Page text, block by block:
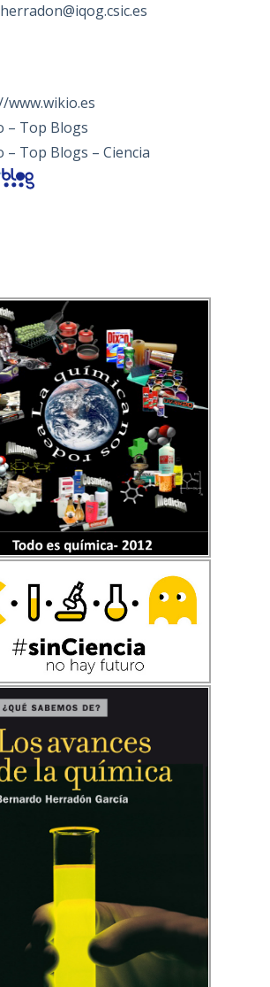
herradon@iqog.csic.es